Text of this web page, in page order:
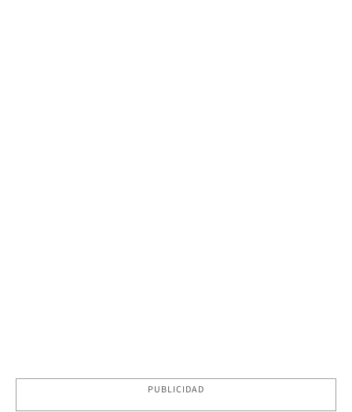
PUBLICIDAD